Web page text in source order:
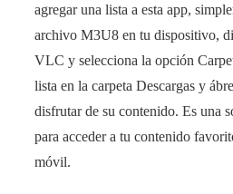
agregar una lista a esta app,
archivo M3U8 en tu dispositivo,
VLC y selecciona la opción
lista en la carpeta Descargas y
disfrutar de su contenido. Es una
para acceder a tu contenido
móvil.